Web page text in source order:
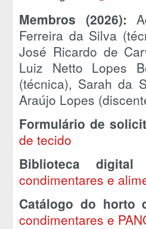
Membros (2026):
Ferreira da Silva
José Ricardo de
Luiz Netto Lopes
(técnica), Sarah da
Araújo Lopes
Formulário de
de tecido
Biblioteca digital
condimentares e
Catálogo do horto
condimentares e